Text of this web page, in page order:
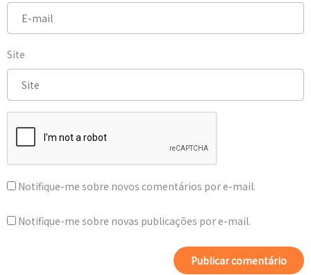
Site
Notifique-me sobre novos comentários por e-mail.
Notifique-me sobre novas publicações por e-mail.